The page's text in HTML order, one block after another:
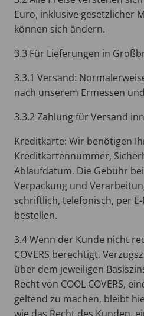
Euro, inklusive gesetzlicher
können sich ändern.
3.3 Für Lieferungen in
3.3.1 Versand:
nach unserem Ermessen
3.3.2 Zahlung für Versand
Kreditkarte: Wir benötigen
Kreditkartennummer,
Ablaufdatum. Die Gebühr
Verpackung und
schriftlich, telefonisch, per
bestellen.
3.4 Wenn der Kunde nicht
COVERS berechtigt,
über dem jeweiligen
Recht von COOL COVERS,
geltend zu machen, bleibt